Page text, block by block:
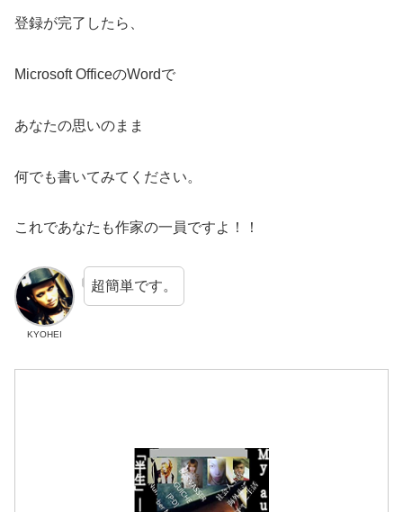
登録が完了したら、
Microsoft OfficeのWordで
あなたの思いのまま
何でも書いてみてください。
これであなたも作家の一員ですよ！！
KYOHEI
超簡単です。